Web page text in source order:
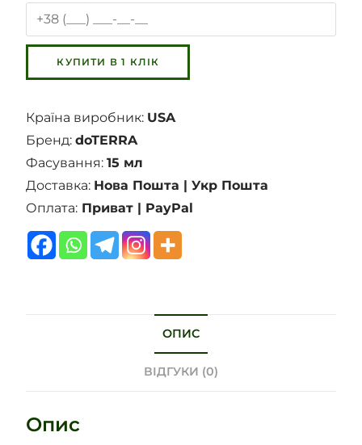
Країна виробник: USA
Бренд:doTERRA
Фасування:15 мл
Доставка: Нова Пошта | Укр Пошта
Оплата: Приват | PayPal
ОПИС
ВІДГУКИ (0)
Опис